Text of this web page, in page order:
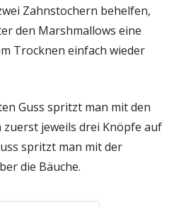
Zahnstochern behelfen,
den Marshmallows eine
Trocknen einfach wieder
Guss spritzt man mit den
zuerst jeweils drei Knöpfe auf
spritzt man mit der
die Bäuche.